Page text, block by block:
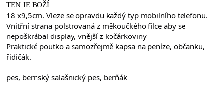
TEN JE BOŽÍ
18 x9,5cm. Vleze se opravdu každý typ mobilního telefonu.
Vnitřní strana polstrovaná z měkoučkého filce aby se
nepoškrábal display, vnější z kočárkoviny.
Praktické poutko a samozřejmě kapsa na peníze, občanku,
řidičák.
pes, bernský salašnický pes, berňák